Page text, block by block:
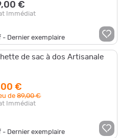
€
Immédiat
- Dernier exemplaire
de sac à dos Artisanale
€
de89,00 €
Immédiat
- Dernier exemplaire